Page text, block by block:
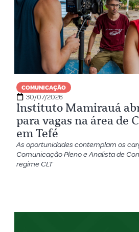
COMUNICAÇÃO
30/07/2026
Instituto Mamirauá
para vagas na área de
em Tefé
As oportunidades contemplam os
Comunicação Pleno e Analista de
regime CLT